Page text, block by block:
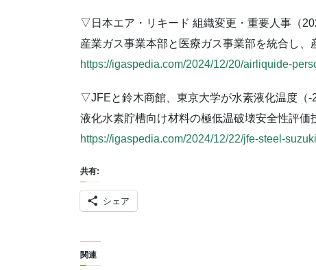
▽日本エア・リキード 組織変更・重要人事（
産業ガス事業本部と医療ガス事業部を統合し、
https://igaspedia.com/2024/12/20/airliquide-
▽JFEと鈴木商館、東京大学が水素液化温度（
液化水素貯槽向け材料の極低温破壊安全性評価
https://igaspedia.com/2024/12/22/jfe-steel-
共有:
シェア
関連